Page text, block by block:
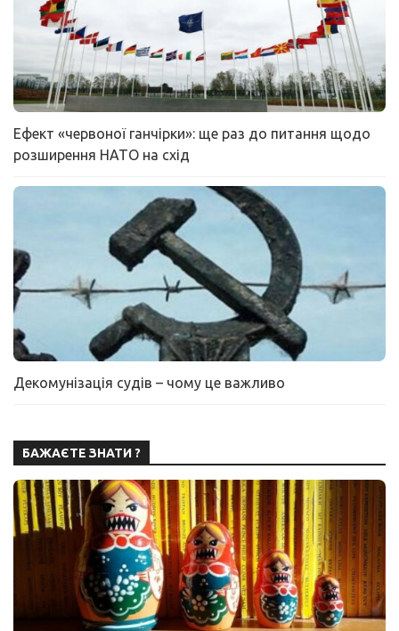
Ефект «червоної ганчірки»: ще раз до питання щодо
розширення НАТО на схід
Декомунізація судів – чому це важливо
БАЖАЄТЕ ЗНАТИ ?